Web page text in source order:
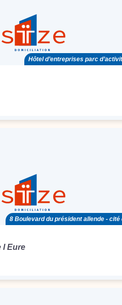
Hôtel d’entreprises parc
8 Boulevard du président allende - cité
l Eure